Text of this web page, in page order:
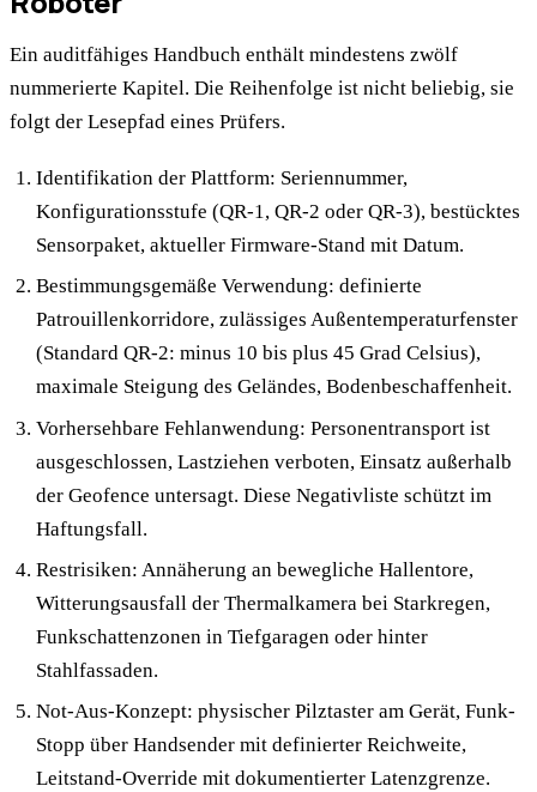
Ein auditfähiges Handbuch enthält mindestens zwölf
nummerierte Kapitel. Die Reihenfolge ist nicht beliebig, sie
folgt der Lesepfad eines Prüfers.
Identifikation der Plattform: Seriennummer,
Konfigurationsstufe (QR-1, QR-2 oder QR-3), bestücktes
Sensorpaket, aktueller Firmware-Stand mit Datum.
Bestimmungsgemäße Verwendung: definierte
Patrouillenkorridore, zulässiges Außentemperaturfenster
(Standard QR-2: minus 10 bis plus 45 Grad Celsius),
maximale Steigung des Geländes, Bodenbeschaffenheit.
Vorhersehbare Fehlanwendung: Personentransport ist
ausgeschlossen, Lastziehen verboten, Einsatz außerhalb
der Geofence untersagt. Diese Negativliste schützt im
Haftungsfall.
Restrisiken: Annäherung an bewegliche Hallentore,
Witterungsausfall der Thermalkamera bei Starkregen,
Funkschattenzonen in Tiefgaragen oder hinter
Stahlfassaden.
Not-Aus-Konzept: physischer Pilztaster am Gerät, Funk-
Stopp über Handsender mit definierter Reichweite,
Leitstand-Override mit dokumentierter Latenzgrenze.